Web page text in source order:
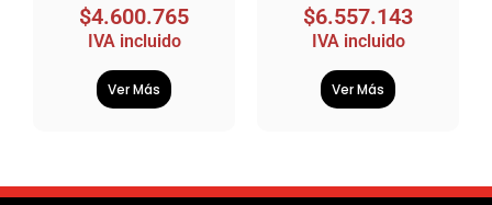
$4.600.765
IVA incluido
Ver Más
$6.557.143
IVA incluido
Ver Más